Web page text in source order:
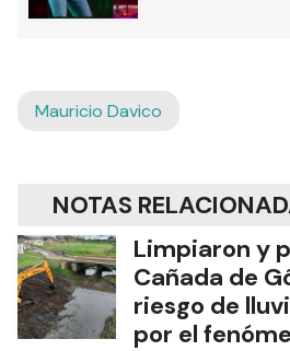
Mauricio Davico
NOTAS
Limpiaron y
Cañada de
riesgo de
por el